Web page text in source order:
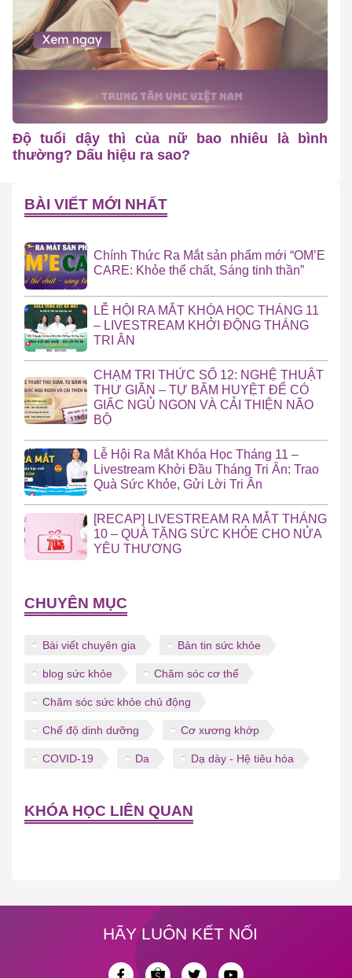
Độ tuổi dậy thì của nữ bao nhiêu là bình
thường? Dấu hiệu ra sao?
BÀI VIẾT MỚI NHẤT
Chính Thức Ra Mắt sản phẩm mới “OM’E
CARE: Khỏe thể chất, Sáng tinh thần”
LỄ HỘI RA MẮT KHÓA HỌC THÁNG 11
– LIVESTREAM KHỞI ĐỘNG THÁNG
TRI ÂN
CHẠM TRI THỨC SỐ 12: NGHỆ THUẬT
THƯ GIÃN – TỰ BẤM HUYỆT ĐỂ CÓ
GIẤC NGỦ NGON VÀ CẢI THIỆN NÃO
BỘ
Lễ Hội Ra Mắt Khóa Học Tháng 11 –
Livestream Khởi Đầu Tháng Tri Ân: Trao
Quà Sức Khỏe, Gửi Lời Tri Ân
[RECAP] LIVESTREAM RA MẮT THÁNG
10 – QUÀ TẶNG SỨC KHỎE CHO NỬA
YÊU THƯƠNG
CHUYÊN MỤC
Bài viết chuyên gia Bản tin sức khỏe
blog sức khỏe Chăm sóc cơ thể
Chăm sóc sức khỏe chủ động
Chế độ dinh dưỡng Cơ xương khớp
COVID-19 Da Dạ dày - Hệ tiêu hóa
KHÓA HỌC LIÊN QUAN
HÃY LUÔN KẾT NỐI